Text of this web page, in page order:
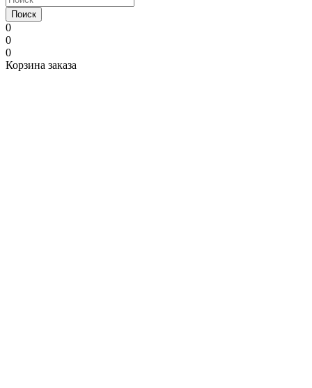
Поиск
0
0
0
Корзина заказа